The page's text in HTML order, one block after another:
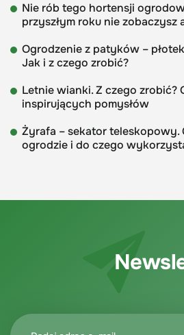
Nie rób tego hortensji
przyszłym roku nie
Ogrodzenie z patyków –
Jak i z czego zrobić?
Letnie wianki. Z czego zrobić?
inspirujących pomysłów
Żyrafa – sekator teleskopowy.
ogrodzie i do czego